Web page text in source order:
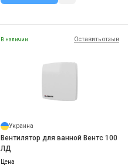
В наличии Оставить отзыв
Украина
Вентилятор для ванной Вентс 100
ЛД
Цена